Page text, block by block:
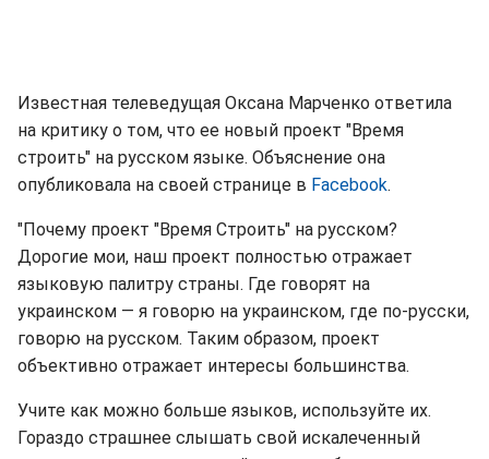
Известная телеведущая Оксана Марченко ответила
на критику о том, что ее новый проект "Время
строить" на русском языке. Объяснение она
опубликовала на своей странице в Facebook.
"Почему проект "Время Строить" на русском?
Дорогие мои, наш проект полностью отражает
языковую палитру страны. Где говорят на
украинском — я говорю на украинском, где по-русски,
говорю на русском. Таким образом, проект
объективно отражает интересы большинства.
Учите как можно больше языков, используйте их.
Гораздо страшнее слышать свой искалеченный